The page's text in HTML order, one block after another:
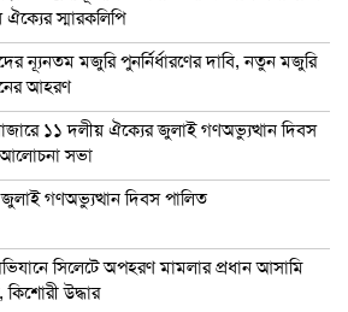
স্মারকলিপি
ন্যূনতম মজুরি পুনর্নির্ধারণের দাবি, নতুন মজুরি
আহরণ
১১ দলীয় ঐক্যের জুলাই গণঅভ্যুত্থান দিবস
সভা
জুলাই গণঅভ্যুত্থান দিবস পালিত
সিলেটে অপহরণ মামলার প্রধান আসামি
কিশোরী উদ্ধার